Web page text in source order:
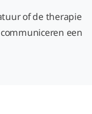
of de therapie
een